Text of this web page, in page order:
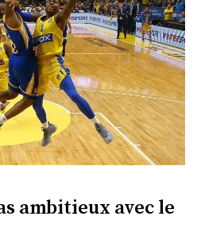
ambitieux avec le